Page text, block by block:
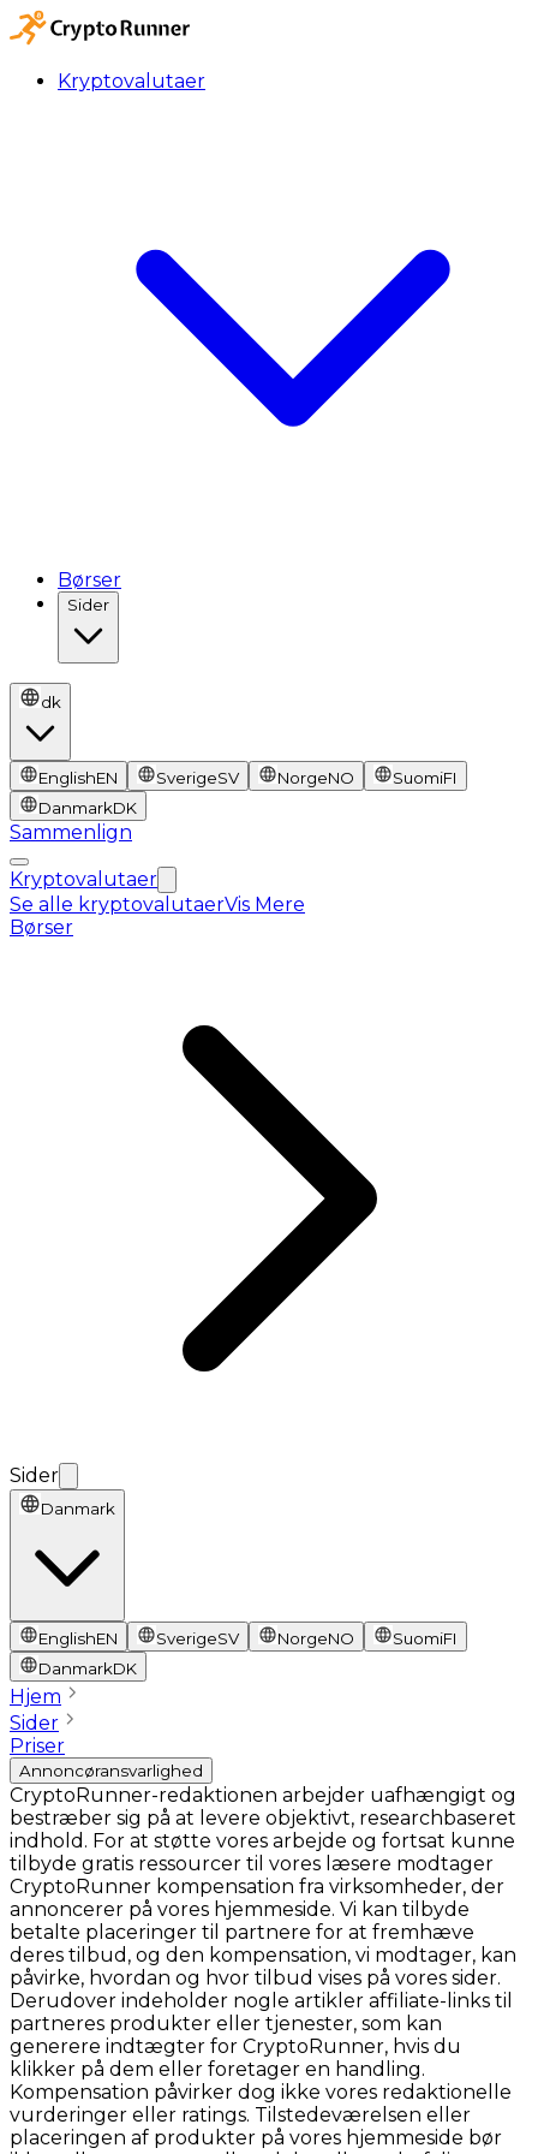
Kryptovalutaer
Børser
Sider
dk
EnglishEN SverigeSV NorgeNO SuomiFI
DanmarkDK
Sammenlign
Kryptovalutaer
Se alle kryptovalutaerVis Mere
Børser
Sider
Danmark
EnglishEN SverigeSV NorgeNO SuomiFI
DanmarkDK
Hjem
Sider
Priser
Annoncøransvarlighed
CryptoRunner-redaktionen arbejder uafhængigt og
bestræber sig på at levere objektivt, researchbaseret
indhold. For at støtte vores arbejde og fortsat kunne
tilbyde gratis ressourcer til vores læsere modtager
CryptoRunner kompensation fra virksomheder, der
annoncerer på vores hjemmeside. Vi kan tilbyde
betalte placeringer til partnere for at fremhæve
deres tilbud, og den kompensation, vi modtager, kan
påvirke, hvordan og hvor tilbud vises på vores sider.
Derudover indeholder nogle artikler affiliate-links til
partneres produkter eller tjenester, som kan
generere indtægter for CryptoRunner, hvis du
klikker på dem eller foretager en handling.
Kompensation påvirker dog ikke vores redaktionelle
vurderinger eller ratings. Tilstedeværelsen eller
placeringen af produkter på vores hjemmeside bør